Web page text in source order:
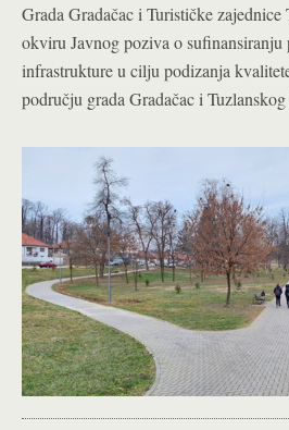
Grada Gradačac i Turističke zajednice
okviru Javnog poziva o sufinansiranju
infrastrukture u cilju podizanja
području grada Gradačac i